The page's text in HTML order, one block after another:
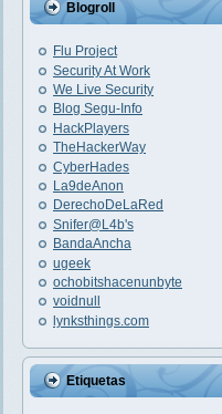
Blogroll
Flu Project
Security At Work
We Live Security
Blog Segu-Info
HackPlayers
TheHackerWay
CyberHades
La9deAnon
DerechoDeLaRed
Snifer@L4b's
BandaAncha
ugeek
ochobitshacenunbyte
voidnull
lynksthings.com
Etiquetas